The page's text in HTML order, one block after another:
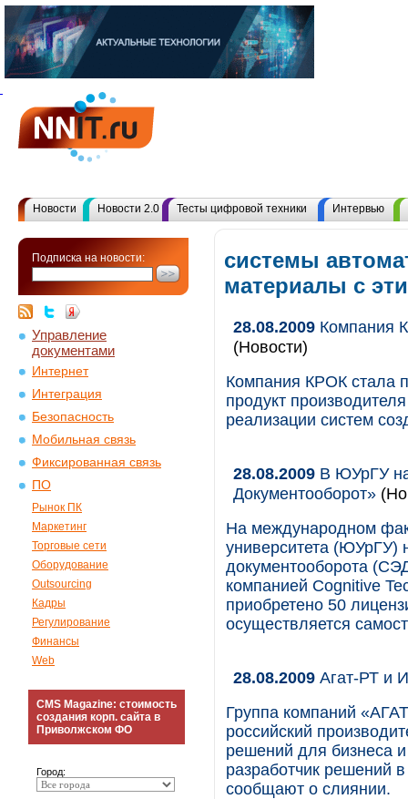
Новости Новости 2.0 Тесты цифровой техники Интервью
Подписка на новости:
Управление
документами
Интернет
Интеграция
Безопасность
Мобильная связь
Фиксированная связь
ПО
Рынок ПК
Маркетинг
Торговые сети
Оборудование
Outsourcing
Кадры
Регулирование
Финансы
Web
CMS Magazine: стоимость
создания корп. сайта в
Приволжском ФО
Город:
системы
материалы с
28.08.2009 Компания
(Новости)
Компания КРОК стала
продукт
реализации систем
28.08.2009 В ЮУрГУ
Документооборот»
На международном
университета (ЮУрГУ)
документооборота
компанией Cognitive
приобретено 50
осуществляется
28.08.2009 Агат-РТ и
Группа компаний
российский
решений для бизнеса
разработчик решений
сообщают о слиянии.